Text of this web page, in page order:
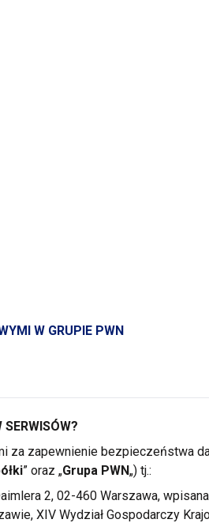
W GRUPIEPWN
za zapewnienie bezpieczeństwa
” oraz „Grupa PWN„) tj.:
2, 02-460 Warszawa,
XIV Wydział Gospodarczy